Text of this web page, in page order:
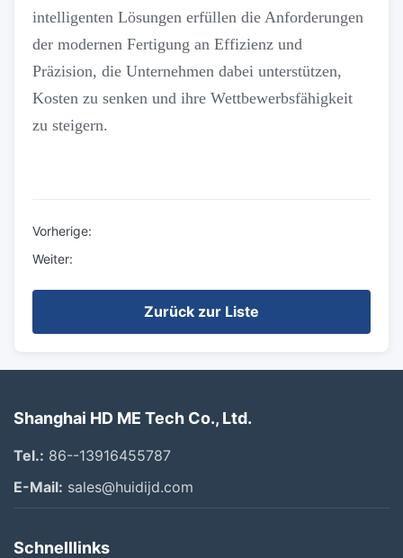
intelligenten Lösungen erfüllen die Anforderungen
der modernen Fertigung an Effizienz und
Präzision, die Unternehmen dabei unterstützen,
Kosten zu senken und ihre Wettbewerbsfähigkeit
zu steigern.
Vorherige:
Weiter:
Zurück zur Liste
Shanghai HD ME Tech Co., Ltd.
Tel.: 86--13916455787
E-Mail: sales@huidijd.com
Schnelllinks